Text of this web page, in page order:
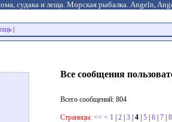
судака и леща. Морская рыбалка. Angeln,
Все сообщения
Всего сообщений: 804
Страницы: << < 1 | 2 | 3 | 4 | 5 | 6 | 7 | 8